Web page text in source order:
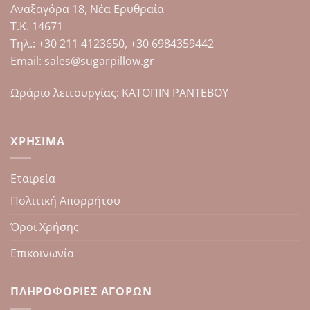
Αναξαγόρα 18, Νέα Ερυθραία
Τ.Κ. 14671
Tηλ.: +30 211 4123650, +30 6984359442
Email: sales@sugarpillow.gr
Ωράριο λειτουργίας: ΚΑΤΟΠΙΝ ΡΑΝΤΕΒΟΥ
ΧΡΉΣΙΜΑ
Εταιρεία
Πολιτική Απορρήτου
Όροι Χρήσης
Επικοινωνία
ΠΛΗΡΟΦΟΡΊΕΣ ΑΓΟΡΏΝ